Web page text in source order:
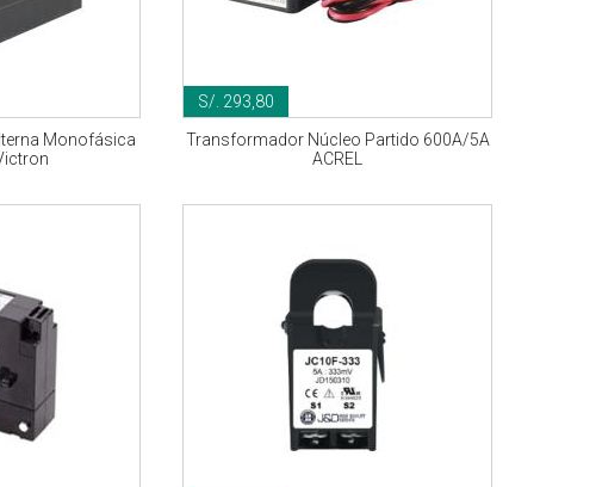
Monofásica
S/. 293,80
Transformador Núcleo Partido 600A/5A
ACREL